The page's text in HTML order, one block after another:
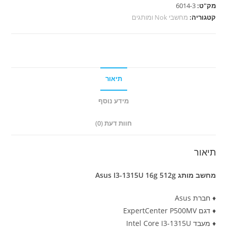
Asus
I3-
מק"ט:6014-3
קטגוריה: מחשבי Nok ומותגים
תיאור
מידע נוסף
חוות דעת (0)
תיאור
מחשב מותג Asus I3-1315U 16g 512g
♦ חברת Asus
♦ דגם ExpertCenter P500MV
♦ מעבד Intel Core I3-1315U